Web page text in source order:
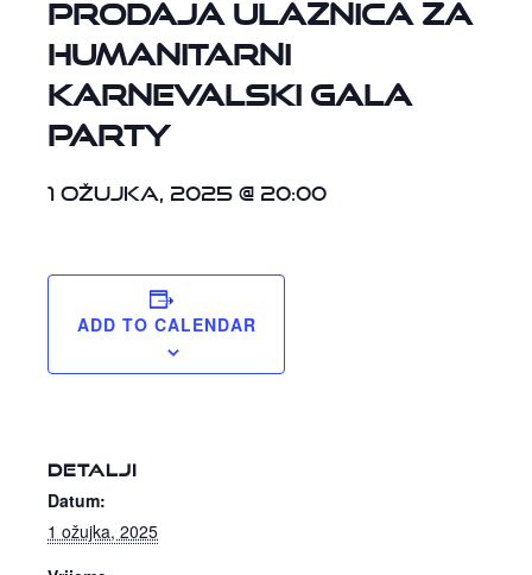
HUMANITARNI
KARNEVALSKI GALA
PARTY
1 ožujka, 2025 @ 20:00
ADD TO CALENDAR
DETALJI
Datum:
1 ožujka, 2025